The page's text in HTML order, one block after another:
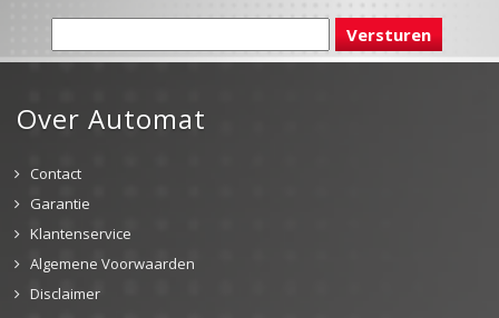
Over Automat
Contact
Garantie
Klantenservice
Algemene Voorwaarden
Disclaimer